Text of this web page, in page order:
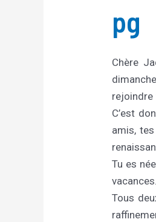
Chère
rejoindre
C’est
amis,
Tu es
Tous